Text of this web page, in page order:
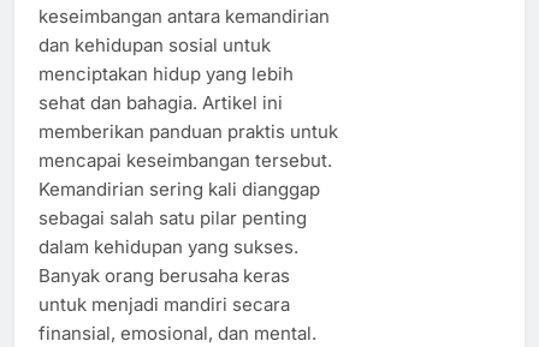
keseimbangan antara kemandirian
dan kehidupan sosial untuk
menciptakan hidup yang lebih
sehat dan bahagia. Artikel ini
memberikan panduan praktis untuk
mencapai keseimbangan tersebut.
Kemandirian sering kali dianggap
sebagai salah satu pilar penting
dalam kehidupan yang sukses.
Banyak orang berusaha keras
untuk menjadi mandiri secara
finansial, emosional, dan mental.